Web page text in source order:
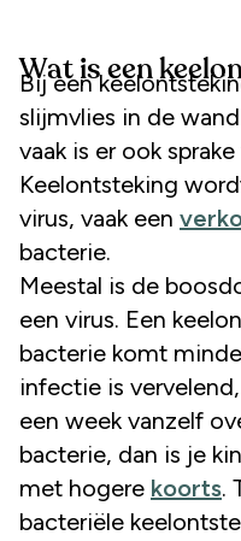
Wat is een
Bij een keelontsteking (faryngitis) is het
slijmvlies in de
vaak is er ook
Keelontsteking
virus, vaak een
bacterie.
Meestal is de
een virus. Een
bacterie komt
infectie is
een week vanzelf
bacterie, dan is je
met hogere koorts.
bacteriële